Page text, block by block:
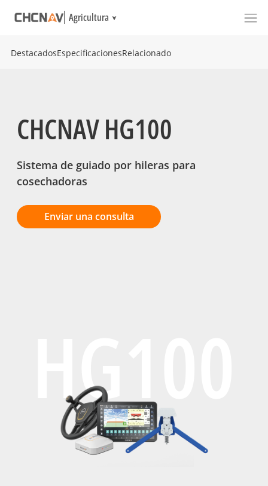
Agricultura
DestacadosEspecificacionesRelacionado
CHCNAV HG100
Sistema de guiado por hileras para
cosechadoras
Enviar una consulta
HG100